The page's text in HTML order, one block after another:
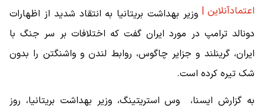
اعتمادآنلاین | وزیر بهداشت بریتانیا به انتقاد شدید از اظهارات
دونالد ترامپ در مورد ایران گفت که اختلافات بر سر جنگ با
ایران، گرینلند و جزایر چاگوس، روابط لندن و واشنگتن را بدون
شک تیره کرده است.
به گزارش ایسنا، وس استریتینگ، وزیر بهداشت بریتانیا، روز